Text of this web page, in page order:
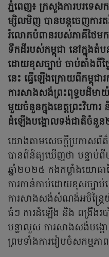
ភ្នំពេញ៖ ក្រសួងការបរទេស
ម្សិលមិញ បានបន្តចេញការតវ៉
រំលោភបំពានរបស់ភាគីថៃ
ទឹកដីរបស់កម្ពុជា នៅក្នុងតំ
ដោយខុសច្បាប់ ចាប់តាំងពីថ្ង
នេះ ធ្វើឡើងក្រោយពីកម្ពុជ
ការសាងសង់ព្រះពុទ្ធបដិម
មួយចំនួនក្នុងខេត្តព្រះវិហារ
ដំឡើងបង្គោលទង់ជាតិចំនួន២
យោងតាមសេចក្តីប្រកាសព័ត៌
បានពិនិត្យឃើញថា បន្ទាប់
ឆ្នាំ២០២៥ កងកម្លាំងយោធា
ការកាន់កាប់ដោយខុសច្បាប់
ការសាងសង់សំណង់អចិន្ត្រៃយ៍
ធំៗ ការដំឡើង និង ពង្រឹងរ
បន្លាលួស ការសាងសង់បង្
ព្រមទាំងការរៀបចំសកម្មភ